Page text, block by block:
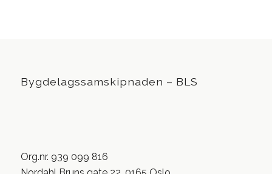
Bygdelagssamskipnaden – BLS
Org.nr. 939 099 816